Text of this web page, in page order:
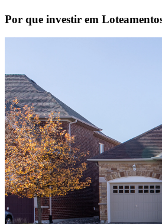
Por que investir em